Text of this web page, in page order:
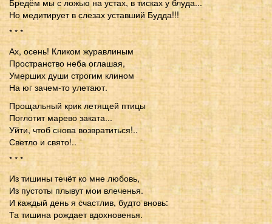
Но медитирует в слезах уставший Будда!!!
* * *
Ах, осень! Кликом журавлиным
Пространство неба оглашая,
Умерших души строгим клином
На юг зачем-то улетают.
Прощальный крик летящей птицы
Поглотит марево заката...
Уйти, чтоб снова возвратиться!..
Светло и свято!..
* * *
Из тишины течёт ко мне любовь,
Из пустоты плывут мои влеченья.
И каждый день я счастлив, будто вновь:
Та тишина рождает вдохновенья.